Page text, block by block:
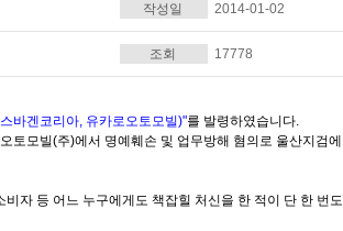
작성일 2014-01-02
조회 17778
바겐코리아, 유카로오토모빌)"를 발령하였습니다.
토모빌(주)에서 명예훼손 및 업무방해 혐의로 울산지검에
자 등 어느 누구에게도 책잡힐 처신을 한 적이 단 한 번도